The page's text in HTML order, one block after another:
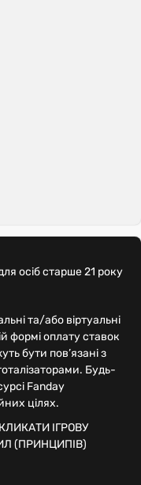
осіб старше 21 року
та/або віртуальні
формі оплату ставок
бути пов’язані з
Будь-
Fanday
цілях.
ІГРОВУ
(ПРИНЦИПІВ)